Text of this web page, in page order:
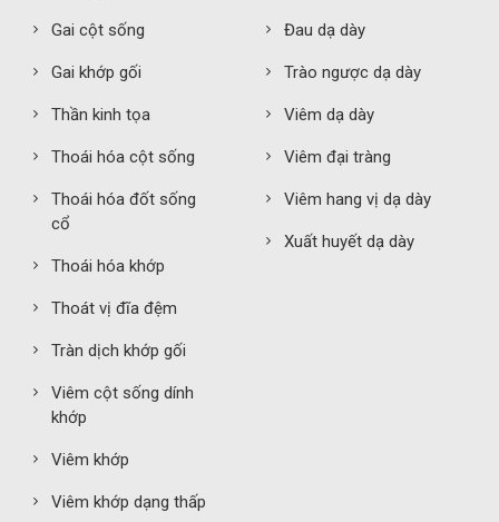
Gai cột sống
Gai khớp gối
Thần kinh tọa
Thoái hóa cột sống
Thoái hóa đốt sống
cổ
Thoái hóa khớp
Thoát vị đĩa đệm
Tràn dịch khớp gối
Viêm cột sống dính
khớp
Viêm khớp
Viêm khớp dạng thấp
Đau dạ dày
Trào ngược dạ dày
Viêm dạ dày
Viêm đại tràng
Viêm hang vị dạ dày
Xuất huyết dạ dày